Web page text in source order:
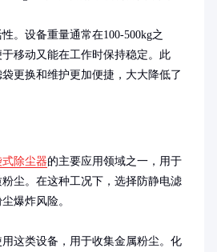
。设备重量通常在100-500kg之
移动又能在工作时保持稳定。此
更换和维护更加便捷，大大降低了
除尘器的主要应用领域之一，用于
尘。在这种工况下，选择防静电滤
爆炸风险。
这类设备，用于收集金属粉尘。化